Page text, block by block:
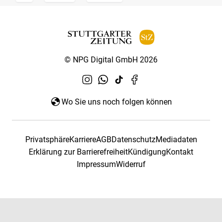
© NPG Digital GmbH 2026
Wo Sie uns noch folgen können
PrivatsphäreKarriereAGBDatenschutzMediadaten
Erklärung zur BarrierefreiheitKündigungKontakt
ImpressumWiderruf